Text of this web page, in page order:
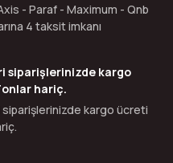
- Paraf - Maximum - Qnb
4 taksit imkanı
siparişlerinizde kargo
hariç.
kargo ücreti